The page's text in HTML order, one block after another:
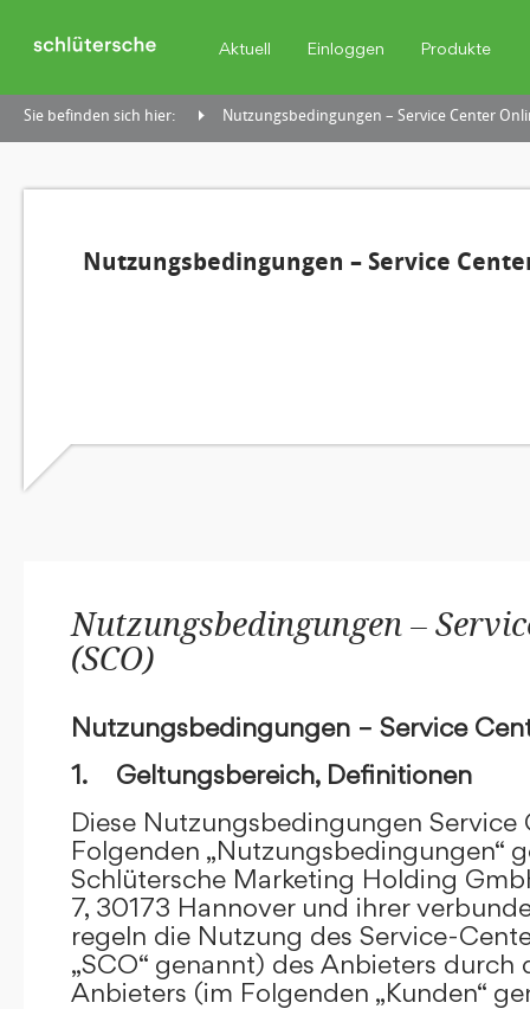
Aktuell Einloggen Produkte
Sie befinden sich hier: Nutzungsbedingungen – Service Center
Nutzungsbedingungen – Service
Nutzungsbedingungen –
(SCO)
Nutzungsbedingungen – Service
1. Geltungsbereich, Definitionen
Diese Nutzungsbedingungen Service
Folgenden „Nutzungsbedingungen“
Schlütersche Marketing Holding
7, 30173 Hannover und ihrer
regeln die Nutzung des Service-
„SCO“ genannt) des Anbieters durch
Anbieters (im Folgenden „Kunden“